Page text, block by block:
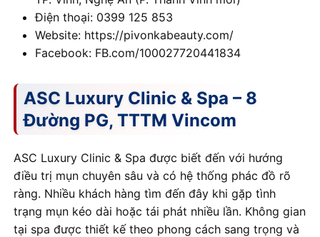
Điện thoại: 0399 125 853
Website: https://pivonkabeauty.com/
Facebook: FB.com/100027720441834
ASC Luxury Clinic & Spa – 8
Đường PG, TTTM Vincom
ASC Luxury Clinic & Spa được biết đến với hướng
điều trị mụn chuyên sâu và có hệ thống phác đồ rõ
ràng. Nhiều khách hàng tìm đến đây khi gặp tình
trạng mụn kéo dài hoặc tái phát nhiều lần. Không gian
tại spa được thiết kế theo phong cách sang trọng và